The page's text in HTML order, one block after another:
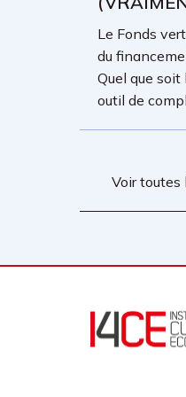
Le Fonds
du
Quel que
outil de
Voir toutes